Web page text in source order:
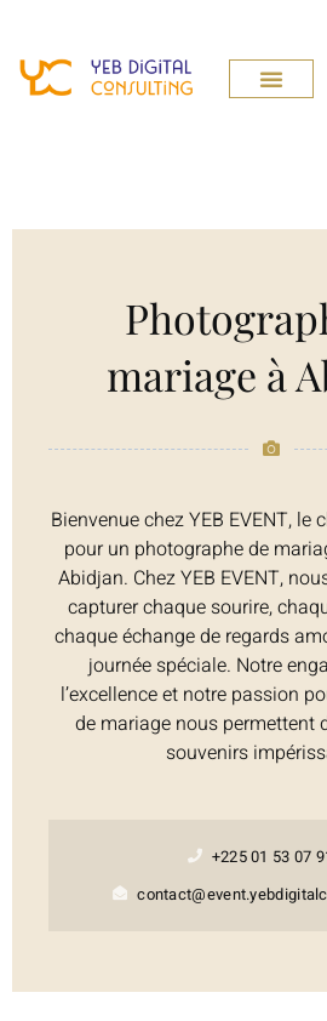
mariage à
Bienvenue chez YEB EVENT, le
pour un photographe de
Abidjan. Chez YEB EVENT,
capturer chaque sourire,
chaque échange de regards
journée spéciale. Notre
l’excellence et notre passion
de mariage nous permettent
souvenirs
+225 01 53 07